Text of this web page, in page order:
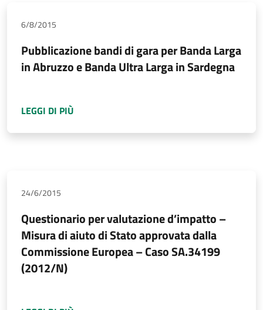
6/8/2015
Pubblicazione bandi di gara per Banda Larga
in Abruzzo e Banda Ultra Larga in Sardegna
LEGGI DI PIÙ
24/6/2015
Questionario per valutazione d’impatto –
Misura di aiuto di Stato approvata dalla
Commissione Europea – Caso SA.34199
(2012/N)